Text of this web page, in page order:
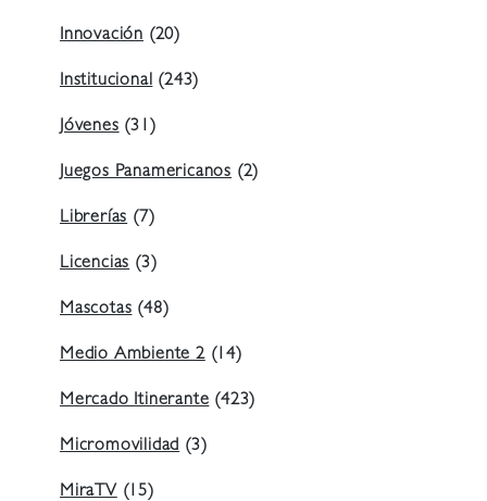
Innovación (20)
Institucional (243)
Jóvenes (31)
Juegos Panamericanos (2)
Librerías (7)
Licencias (3)
Mascotas (48)
Medio Ambiente 2(14)
Mercado Itinerante (423)
Micromovilidad (3)
MiraTV (15)